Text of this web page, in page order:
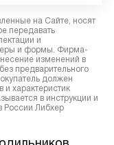
на Сайте, носят
передавать
и
и формы. Фирма-
изменений в
предварительного
должен
и характеристик
в инструкции и
России Либхер